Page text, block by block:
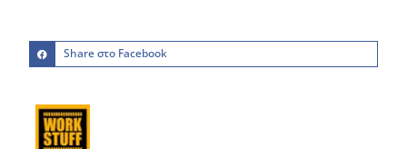
Share στο Facebook